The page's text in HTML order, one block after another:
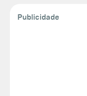
Publicidade